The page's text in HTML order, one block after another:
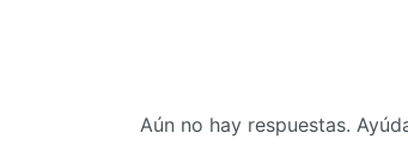
Aún no hay respuestas.